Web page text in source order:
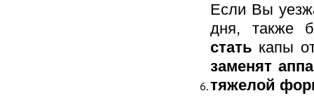
Если Вы
дня, также
стать капы
заменят
тяжелой